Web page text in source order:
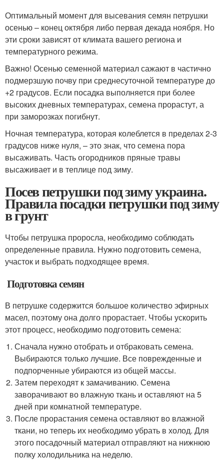
Оптимальный момент для высевания семян петрушки
осенью – конец октября либо первая декада ноября. Но
эти сроки зависят от климата вашего региона и
температурного режима.
Важно! Осенью семенной материал сажают в частично
подмерзшую почву при среднесуточной температуре до
+2 градусов. Если посадка выполняется при более
высоких дневных температурах, семена прорастут, а
при заморозках погибнут.
Ночная температура, которая колеблется в пределах 2-3
градусов ниже нуля, – это знак, что семена пора
высаживать. Часть огородников пряные травы
высаживает и в теплице под зиму.
Посев петрушки под зиму украина.
Правила посадки петрушки под зиму
в грунт
Чтобы петрушка проросла, необходимо соблюдать
определенные правила. Нужно подготовить семена,
участок и выбрать подходящее время.
‍ Подготовка семян
В петрушке содержится большое количество эфирных
масел, поэтому она долго прорастает. Чтобы ускорить
этот процесс, необходимо подготовить семена:
Сначала нужно отобрать и отбраковать семена.
Выбираются только лучшие. Все поврежденные и
подпорченные убираются из общей массы.
Затем переходят к замачиванию. Семена
заворачивают во влажную ткань и оставляют на 5
дней при комнатной температуре.
После прорастания семена оставляют во влажной
ткани, но теперь их необходимо убрать в холод. Для
этого посадочный материал отправляют на нижнюю
полку холодильника на неделю.